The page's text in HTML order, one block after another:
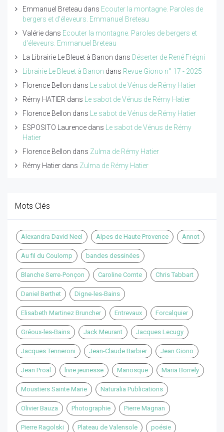
Emmanuel Breteau dans Ecouter la montagne. Paroles de
bergers et d'éleveurs. Emmanuel Breteau
Valérie dans Ecouter la montagne. Paroles de bergers et
d'éleveurs. Emmanuel Breteau
La Librairie Le Bleuet à Banon dans Déserter de René Frégni
Librairie Le Bleuet à Banon dans Revue Giono n° 17 - 2025
Florence Bellon dans
Le sabot de Vénus de Rémy Hatier
Rémy HATIER dans
Le sabot de Vénus de Rémy Hatier
Florence Bellon dans
Le sabot de Vénus de Rémy Hatier
ESPOSITO Laurence dans
Le sabot de Vénus de Rémy
Hatier
Florence Bellon dans Zulma de Rémy Hatier
Rémy Hatier dans Zulma de Rémy Hatier
Mots Clés
Alexandra David Neel Alpes de Haute Provence Annot
Au fil du Coulomp bandes dessinées
Blanche Serre-Ponçon Caroline Comte Chris Tabbart
Daniel Berthet Digne-les-Bains
Elisabeth Martinez Bruncher Entrevaux Forcalquier
Gréoux-les-Bains Jack Meurant Jacques Lecugy
Jacques Tenneroni Jean-Claude Barbier Jean Giono
Jean Proal livre jeunesse Manosque Maria Borrely
Moustiers Sainte Marie Naturalia Publications
Olivier Bauza Photographie Pierre Magnan
Pierre Ragolski Plateau de Valensole poésie